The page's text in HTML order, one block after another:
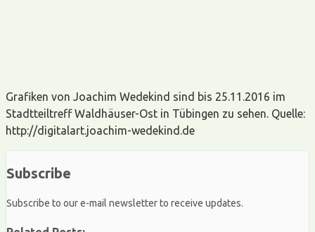
Grafiken von Joachim Wedekind sind bis 25.11.2016 im
Stadtteiltreff Waldhäuser-Ost in Tübingen zu sehen. Quelle:
http://digitalart.joachim-wedekind.de
Subscribe
Subscribe to our e-mail newsletter to receive updates.